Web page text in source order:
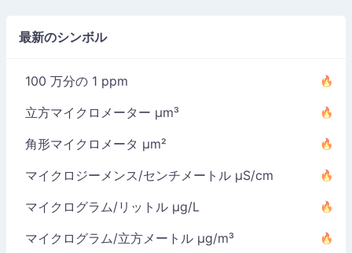
最新のシンボル
100 万分の 1 ppm
立方マイクロメーター µm³
角形マイクロメータ µm²
マイクロジーメンス/センチメートル µS/cm
マイクログラム/リットル µg/L
マイクログラム/立方メートル µg/m³